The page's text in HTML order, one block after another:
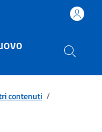
contenuti /